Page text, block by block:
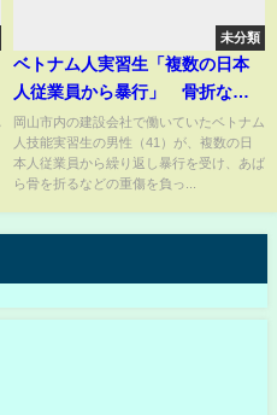
未分類
ベトナム人実習生「複数の日本
人従業員から暴行」 骨折など
重傷
岡山市内の建設会社で働いていたベトナム
人技能実習生の男性（41）が、複数の日
本人従業員から繰り返し暴行を受け、あば
ら骨を折るなどの重傷を負っ...